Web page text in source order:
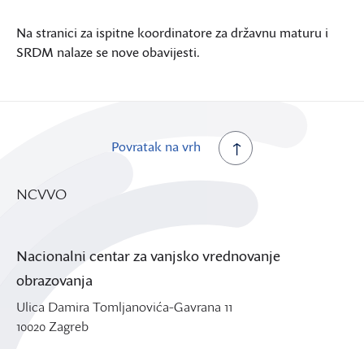
Na stranici za ispitne koordinatore za državnu maturu i
SRDM nalaze se nove obavijesti.
Povratak na vrh
NCVVO
Nacionalni centar za vanjsko vrednovanje
obrazovanja
Ulica Damira Tomljanovića-Gavrana 11
10020 Zagreb